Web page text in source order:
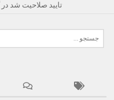
تایید صلاحیت شد
برای: